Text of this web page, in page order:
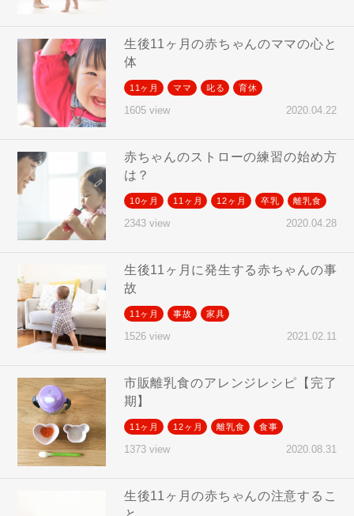
生後11ヶ月の赤ちゃんのママの心と
体
11ヶ月 ママ 叱る 育休
1605 view 2020.04.22
赤ちゃんのストローの練習の始め方
は？
10ヶ月 11ヶ月 12ヶ月 卒乳 離乳食
2343 view 2020.04.28
生後11ヶ月に発生する赤ちゃんの事
故
11ヶ月 事故 家具
1526 view 2021.02.11
市販離乳食のアレンジレシピ【完了
期】
11ヶ月 12ヶ月 離乳食 食事
1373 view 2020.08.31
生後11ヶ月の赤ちゃんの注意するこ